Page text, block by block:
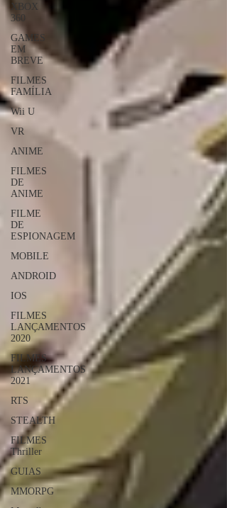
XBOX
360
GAMES
EM
BREVE
FILMES
FAMÍLIA
Wii U
VR
ANIME
FILMES
DE
ANIME
FILME
DE
ESPIONAGEM
MOBILE
ANDROID
IOS
FILMES
LANÇAMENTOS
2020
FILMES
LANÇAMENTOS
2021
RTS
STEALTH
FILMES
Thriller
GUIAS
MMORPG